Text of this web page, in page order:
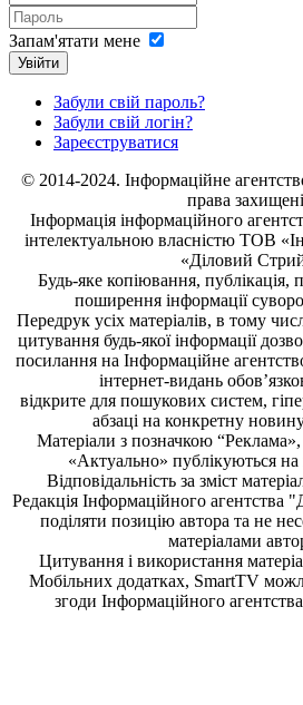
Запам'ятати мене
Увійти
Забули свій пароль?
Забули свій логін?
Зареєструватися
© 2014-2024. Інформаційне
права
Інформація інформаційного
інтелектуальною власністю ТОВ
«Діловий
Будь-яке копiювання, публiкацiя,
поширення iнформацiї суворо
Передрук усіх матеріалів, в тому
цитування будь-якої інформації
посилання на Інформаційне
інтернет-видань
відкрите для пошукових систем,
абзаці на конкретну
Матеріали з позначкою
«Актуально» публікуються
Відповідальність за зміст
Редакція Інформаційного агентства
поділяти позицію автора та не
матеріалами
Цитування і використання
Мобільних додатках, SmartTV
згоди Інформаційного